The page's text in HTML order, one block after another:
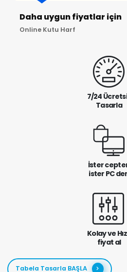
Daha uygun fiyatlar için
Online Kutu Harf
7/24
Tasarla
İster
ister PC
Kolay ve
fiyat al
Tabela Tasarla BAŞLA